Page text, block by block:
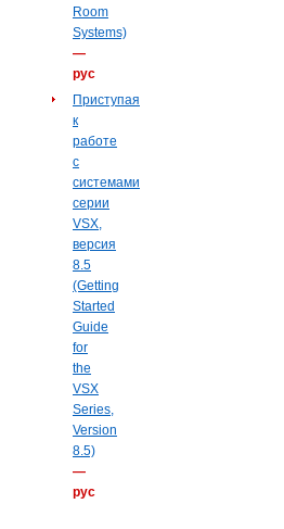
Room
Systems)
—
рус
Приступая
к
работе
с
системами
серии
VSX,
версия
8.5
(Getting
Started
Guide
for
the
VSX
Series,
Version
8.5)
—
рус